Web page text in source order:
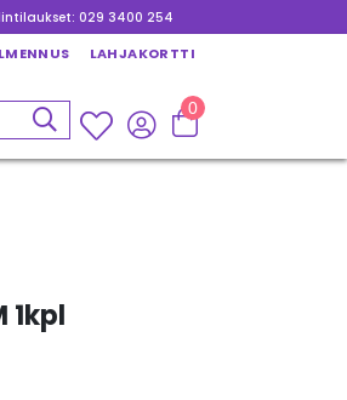
029 3400 254
LAHJAKORTTI
0
1kpl